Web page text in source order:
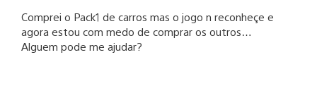
Comprei o Pack1 de carros mas o jogo n reconheçe e
agora estou com medo de comprar os outros…
Alguem pode me ajudar?